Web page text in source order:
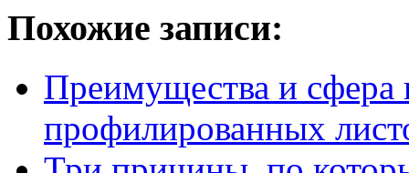
Похожие записи:
Преимущества и сфера
профилированных